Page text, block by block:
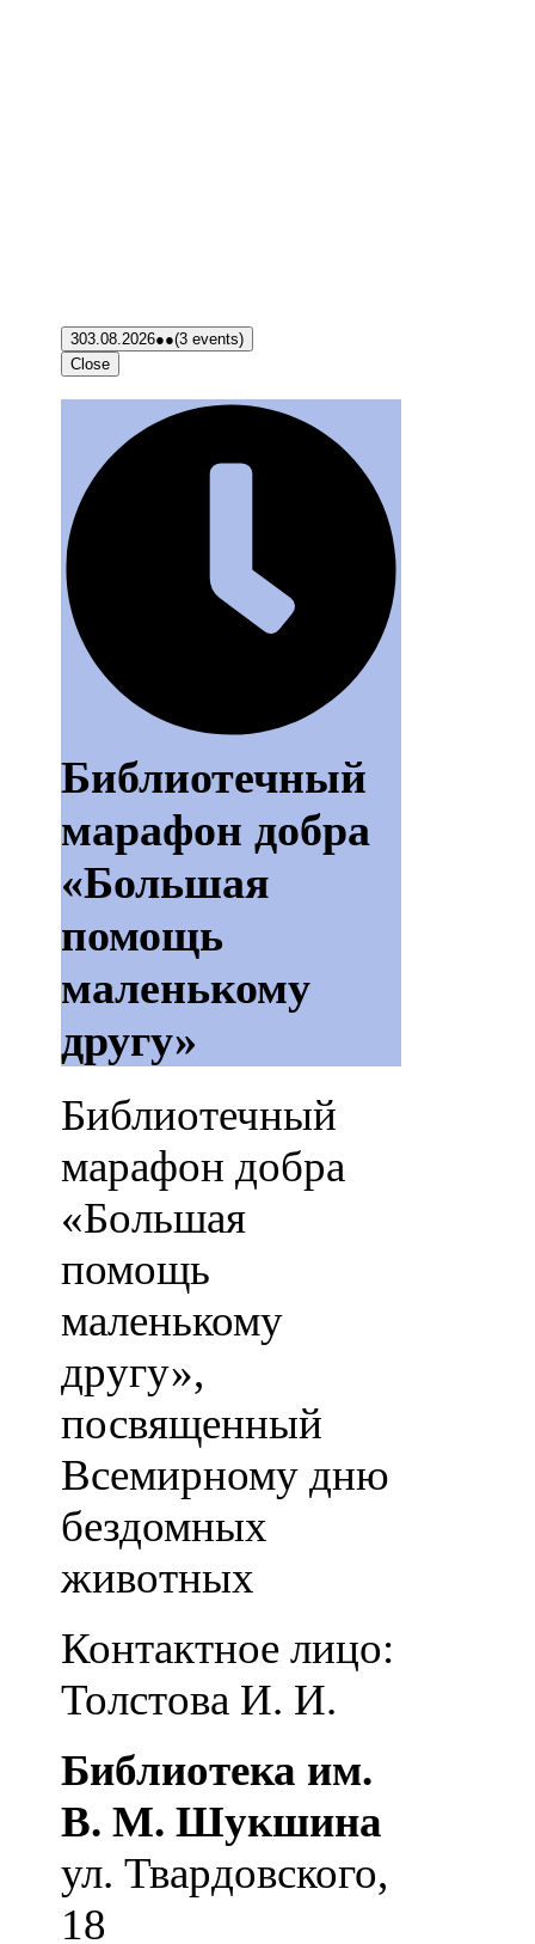
303.08.2026●●(3 events)
Close
Библиотечный
марафон добра
«Большая
помощь
маленькому
другу»
Библиотечный
марафон добра
«Большая
помощь
маленькому
другу»,
посвященный
Всемирному дню
бездомных
животных
Контактное лицо:
Толстова И. И.
Библиотека им.
В. М. Шукшина
ул. Твардовского,
18